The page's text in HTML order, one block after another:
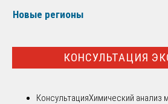
Новые регионы
КОНСУЛЬТАЦИЯ
КонсультацияХимический анализ